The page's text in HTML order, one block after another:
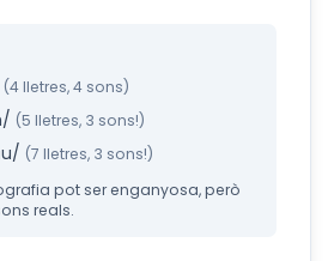
(4 lletres, 4 sons)
(5 lletres, 3 sons!)
(7 lletres, 3 sons!)
pot ser enganyosa, però
reals.